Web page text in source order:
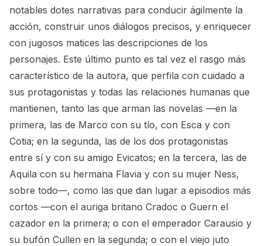
notables dotes narrativas para conducir ágilmente la
acción, construir unos diálogos precisos, y enriquecer
con jugosos matices las descripciones de los
personajes. Este último punto es tal vez el rasgo más
característico de la autora, que perfila con cuidado a
sus protagonistas y todas las relaciones humanas que
mantienen, tanto las que arman las novelas —en la
primera, las de Marco con su tío, con Esca y con
Cotia; en la segunda, las de los dos protagonistas
entre sí y con su amigo Evicatos; en la tercera, las de
Aquila con su hermana Flavia y con su mujer Ness,
sobre todo—, como las que dan lugar a episodios más
cortos —con el auriga britano Cradoc o Guern el
cazador en la primera; o con el emperador Carausio y
su bufón Cullen en la segunda; o con el viejo juto